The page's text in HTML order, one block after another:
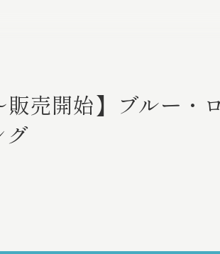
販売開始】ブルー・
グ